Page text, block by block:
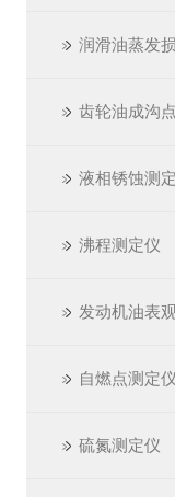
润滑油蒸发
齿轮油成沟
液相锈蚀测
沸程测定仪
发动机油表
自燃点测定仪
硫氮测定仪